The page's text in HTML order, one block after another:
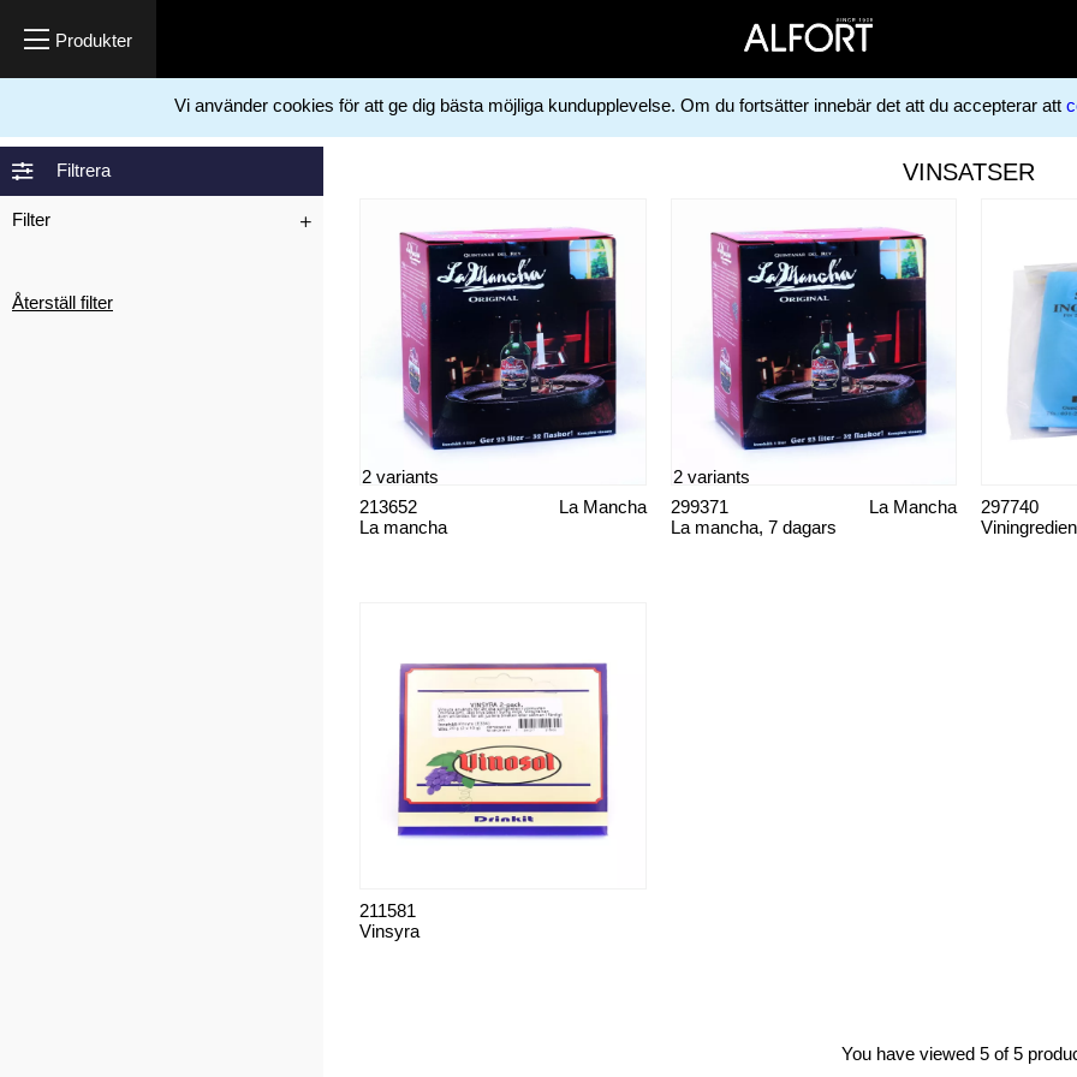
Vi använder cookies för att ge dig bästa möjliga kundupplevelse. Om du fortsätter innebär det att du accepterar att
Forbrugsvarer Livsmidler Vinsæt
Filtrera
Filter
Återställ filter
VINSATSER
La mancha
La Mancha
213652
2 variants
La mancha, 7 dagars
La Mancha
299371
2 variants
297740
Vinsyra
211581
You have viewed 5 of 5